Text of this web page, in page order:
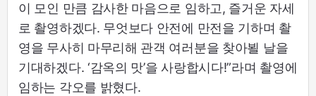
이 모인 만큼 감사한 마음으로 임하고, 즐거운 자세
로 촬영하겠다. 무엇보다 안전에 만전을 기하며 촬
영을 무사히 마무리해 관객 여러분을 찾아뵐 날을
기대하겠다. ‘감옥의 맛’을 사랑합시다!”라며 촬영에
임하는 각오를 밝혔다.